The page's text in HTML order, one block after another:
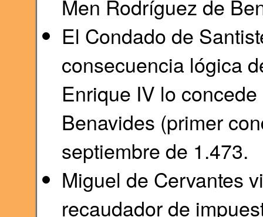
Men Rodríguez de
El Condado de
consecuencia lógica
Enrique IV lo
Benavides (primer
septiembre de 1.473.
Miguel de Cervantes
recaudador de